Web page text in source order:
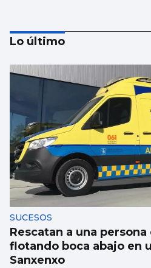
Xanma Louro, de The
complicado dicir que
guiso, abertos a todo”
Lo último
SUCESOS
Rescatan a una
flotando boca abajo en
Sanxenxo